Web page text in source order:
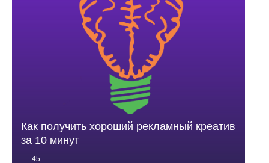
Как получить хороший рекламный креатив
за 10 минут
45